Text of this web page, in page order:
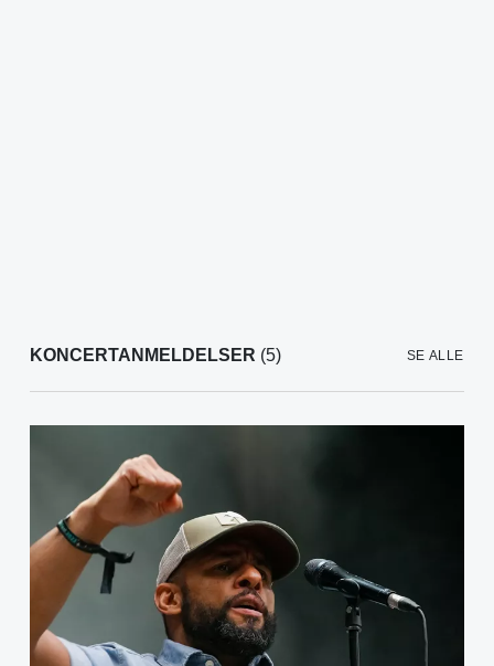
KONCERTANMELDELSER (5) SE ALLE